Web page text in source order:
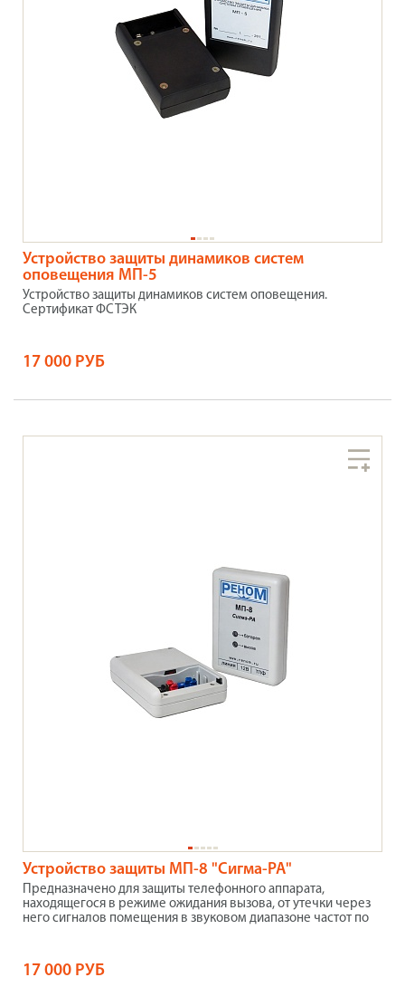
Устройство защиты динамиков систем
оповещения МП-5
Устройство защиты динамиков систем оповещения.
Сертификат ФСТЭК
17 000 РУБ
Устройство защиты МП-8 "Сигма-РА"
Предназначено для защиты телефонного аппарата,
находящегося в режиме ожидания вызова, от утечки через
него сигналов помещения в звуковом диапазоне частот по
17 000 РУБ